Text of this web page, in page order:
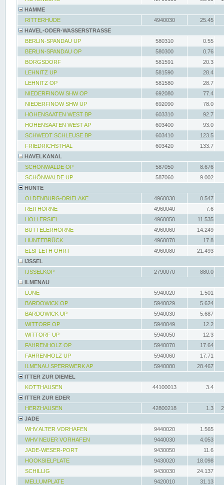
HAMME
RITTERHUDE
4940030
25.45
HAVEL-ODER-WASSERSTRASSE
BERLIN-SPANDAU UP
580310
0.55
BERLIN-SPANDAU OP
580300
0.76
BORGSDORF
581591
20.3
LEHNITZ UP
581590
28.4
LEHNITZ OP
581580
28.7
NIEDERFINOW SHW OP
692080
77.4
NIEDERFINOW SHW UP
692090
78.0
HOHENSAATEN WEST BP
603310
92.7
HOHENSAATEN WEST AP
603400
93.0
SCHWEDT SCHLEUSE BP
603410
123.5
FRIEDRICHSTHAL
603420
133.7
HAVELKANAL
SCHÖNWALDE OP
587050
8.676
SCHÖNWALDE UP
587060
9.002
HUNTE
OLDENBURG-DRIELAKE
4960030
0.547
REITHÖRNE
4960040
7.6
HOLLERSIEL
4960050
11.535
BUTTELERHÖRNE
4960060
14.249
HUNTEBRÜCK
4960070
17.8
ELSFLETH OHRT
4960080
21.493
IJSSEL
IJSSELKOP
2790070
880.0
ILMENAU
LÜNE
5940020
1.501
BARDOWICK OP
5940029
5.624
BARDOWICK UP
5940030
5.687
WITTORF OP
5940049
12.2
WITTORF UP
5940050
12.3
FAHRENHOLZ OP
5940070
17.64
FAHRENHOLZ UP
5940060
17.71
ILMENAU SPERRWERK AP
5940080
28.467
ITTER ZUR DIEMEL
KOTTHAUSEN
44100013
3.4
ITTER ZUR EDER
HERZHAUSEN
42800218 1.3
JADE
WHV ALTER VORHAFEN
9440020
1.565
WHV NEUER VORHAFEN
9440030
4.053
JADE-WESER-PORT
9430050
11.6
HOOKSIELPLATE
9430020
18.098
SCHILLIG
9430030
24.137
MELLUMPLATE
9420010
31.13